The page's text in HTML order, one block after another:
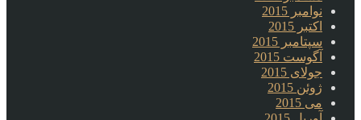
نوامبر 2015
اکتبر 2015
سپتامبر 2015
آگوست 2015
جولای 2015
ژوئن 2015
می 2015